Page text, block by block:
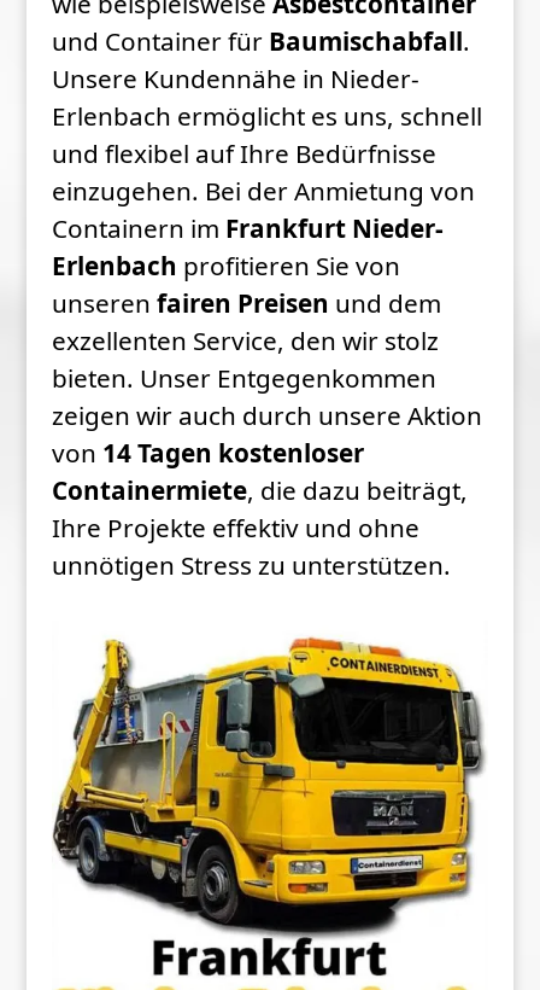
und Container für Baumischabfall.
Unsere Kundennähe in Nieder-
Erlenbach ermöglicht es uns, schnell
und flexibel auf Ihre Bedürfnisse
einzugehen. Bei der Anmietung von
Containern im Frankfurt Nieder-
Erlenbach profitieren Sie von
unseren fairen Preisen und dem
exzellenten Service, den wir stolz
bieten. Unser Entgegenkommen
zeigen wir auch durch unsere Aktion
von 14 Tagen kostenloser
Containermiete, die dazu beiträgt,
Ihre Projekte effektiv und ohne
unnötigen Stress zu unterstützen.